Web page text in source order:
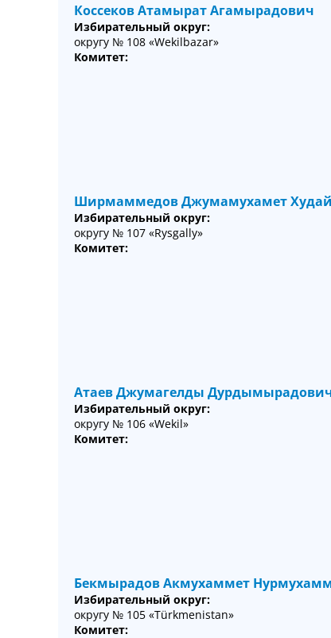
Коссеков Атамырат Агамырадович
Избирательный округ:
округу № 108 «Wekilbazar»
Комитет:
Ширмаммедов Джумамухамет
Избирательный округ:
округу № 107 «Rysgally»
Комитет:
Атаев Джумагелды
Избирательный округ:
округу № 106 «Wekil»
Комитет:
Бекмырадов Акмухаммет
Избирательный округ:
округу № 105 «Türkmenistan»
Комитет: